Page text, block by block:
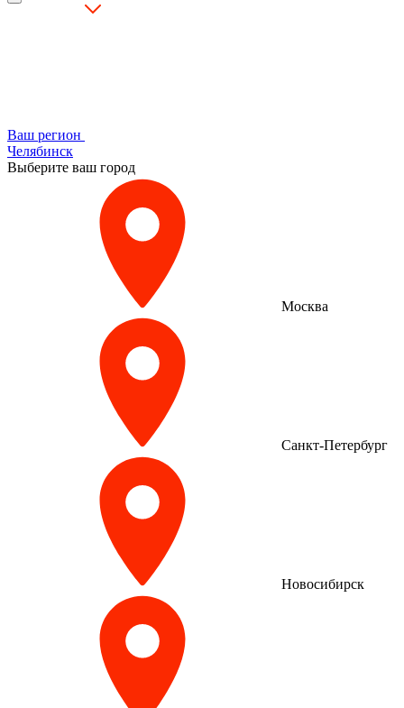
Ваш регион
Челябинск
Выберите ваш город
Москва
Санкт-Петербург
Новосибирск